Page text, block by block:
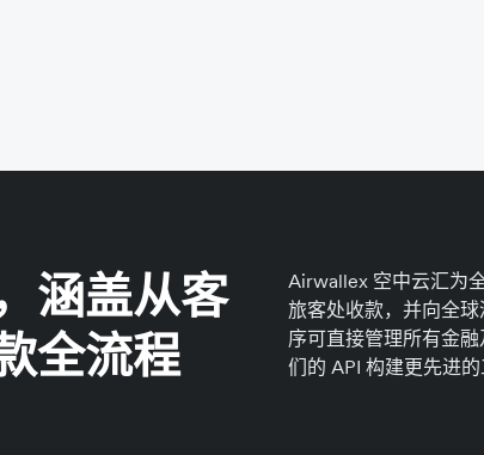
涵盖从客
全流程
Airwallex 空中云汇为
旅客处收款，并向全
序可直接管理所有金
们的 API 构建更先进的